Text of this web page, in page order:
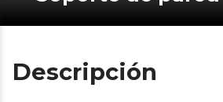
Descripción